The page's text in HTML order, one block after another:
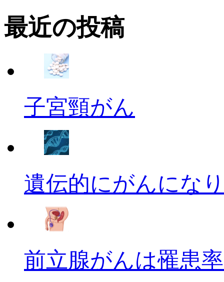
最近の投稿
子宮頸がん
遺伝的にがんにな
前立腺がんは罹患